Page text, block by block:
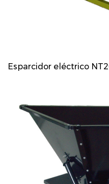
Esparcidor eléctrico